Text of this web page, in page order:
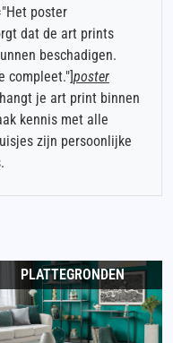
poster
dat de art prints
beschadigen.
compleet."]poster
je art print binnen
kennis met alle
zijn persoonlijke
PLATTEGRONDEN